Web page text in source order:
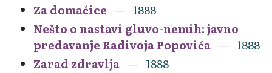
Za domaćice
1888
Nešto o nastavi gluvo-nemih: javno
predavanje Radivoja Popovića
1888
Zarad zdravlja
1888